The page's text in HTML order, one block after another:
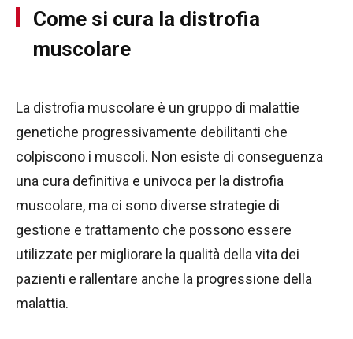
Come si cura la distrofia
muscolare
La distrofia muscolare è un gruppo di malattie
genetiche progressivamente debilitanti che
colpiscono i muscoli. Non esiste di conseguenza
una cura definitiva e univoca per la distrofia
muscolare, ma ci sono diverse strategie di
gestione e trattamento che possono essere
utilizzate per migliorare la qualità della vita dei
pazienti e rallentare anche la progressione della
malattia.